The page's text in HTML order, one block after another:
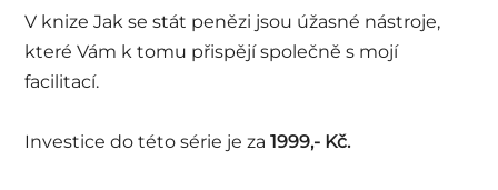
V knize Jak se stát penězi jsou úžasné nástroje,
které Vám k tomu přispějí společně s mojí
facilitací.
Investice do této série je za1999,- Kč.